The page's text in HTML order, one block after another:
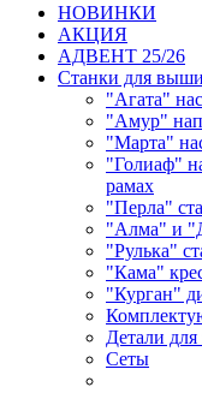
НОВИНКИ
AКЦИЯ
АДВЕНТ 25/26
Станки для
"Агата"
"Амур"
"Марта"
"Голиаф"
рамах
"Перла"
"Алма" и
"Рулька"
"Кама"
"Курган"
Детали
Сеты